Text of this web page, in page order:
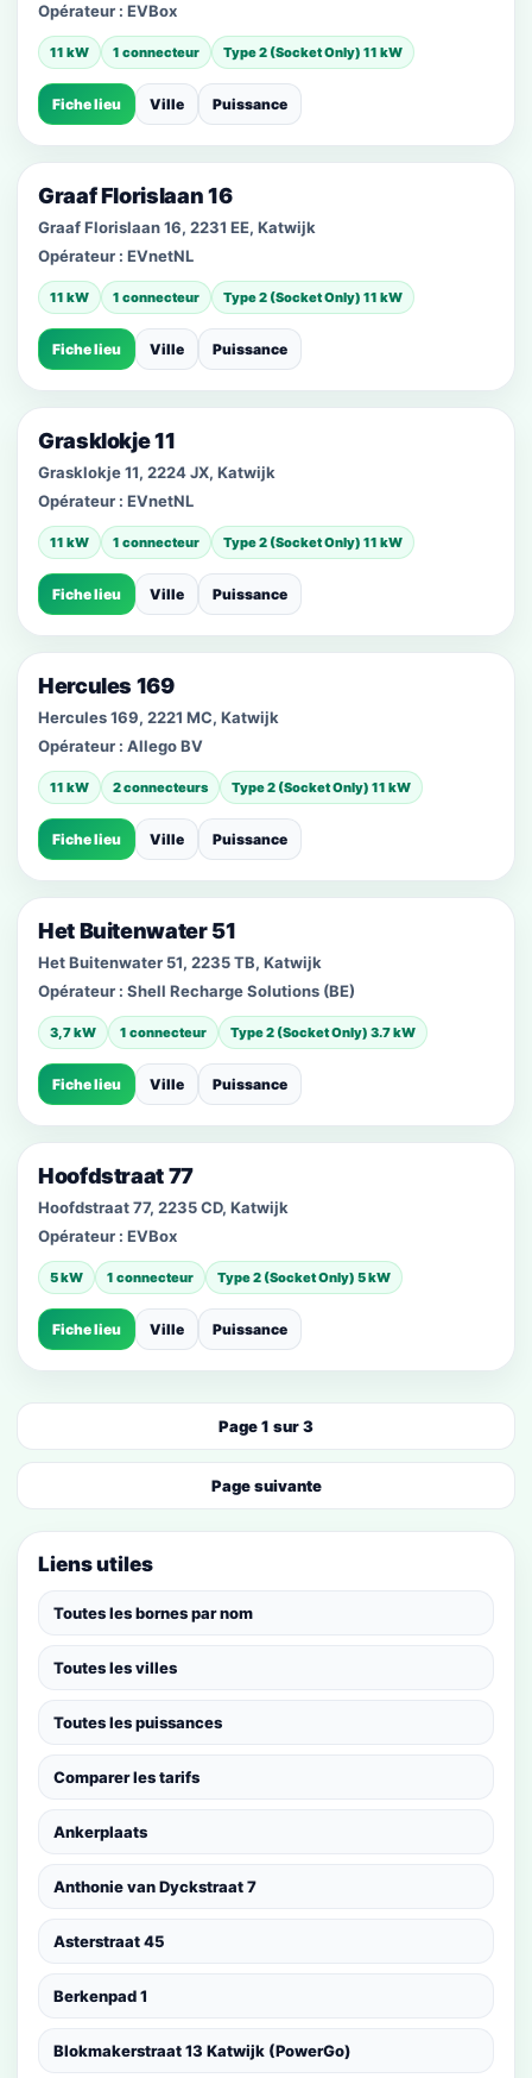
Opérateur : EVBox
11 kW 1 connecteur Type 2 (Socket Only) 11 kW
Fiche lieu Ville Puissance
Graaf Florislaan 16
Graaf Florislaan 16, 2231 EE, Katwijk
Opérateur : EVnetNL
11 kW 1 connecteur Type 2 (Socket Only) 11 kW
Fiche lieu Ville Puissance
Grasklokje 11
Grasklokje 11, 2224 JX, Katwijk
Opérateur : EVnetNL
11 kW 1 connecteur Type 2 (Socket Only) 11 kW
Fiche lieu Ville Puissance
Hercules 169
Hercules 169, 2221 MC, Katwijk
Opérateur : Allego BV
11 kW 2 connecteurs Type 2 (Socket Only) 11 kW
Fiche lieu Ville Puissance
Het Buitenwater 51
Het Buitenwater 51, 2235 TB, Katwijk
Opérateur : Shell Recharge Solutions (BE)
3,7 kW 1 connecteur Type 2 (Socket Only) 3.7 kW
Fiche lieu Ville Puissance
Hoofdstraat 77
Hoofdstraat 77, 2235 CD, Katwijk
Opérateur : EVBox
5 kW 1 connecteur Type 2 (Socket Only) 5 kW
Fiche lieu Ville Puissance
Page 1 sur 3
Page suivante
Liens utiles
Toutes les bornes par nom
Toutes les villes
Toutes les puissances
Comparer les tarifs
Ankerplaats
Anthonie van Dyckstraat 7
Asterstraat 45
Berkenpad 1
Blokmakerstraat 13 Katwijk (PowerGo)